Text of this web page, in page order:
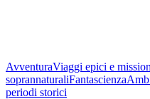
AvventuraViaggi epici e
soprannaturaliFantascienza
periodi storici